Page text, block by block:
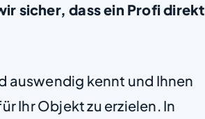
sicher, dass ein Profi direkt
auswendig kennt und Ihnen
Ihr Objekt zu erzielen. In